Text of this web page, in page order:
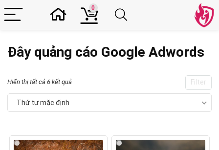
0
Đây quảng cáo Google Adwords
Filter
Hiển thị tất cả 6 kết quả
Thứ tự mặc định